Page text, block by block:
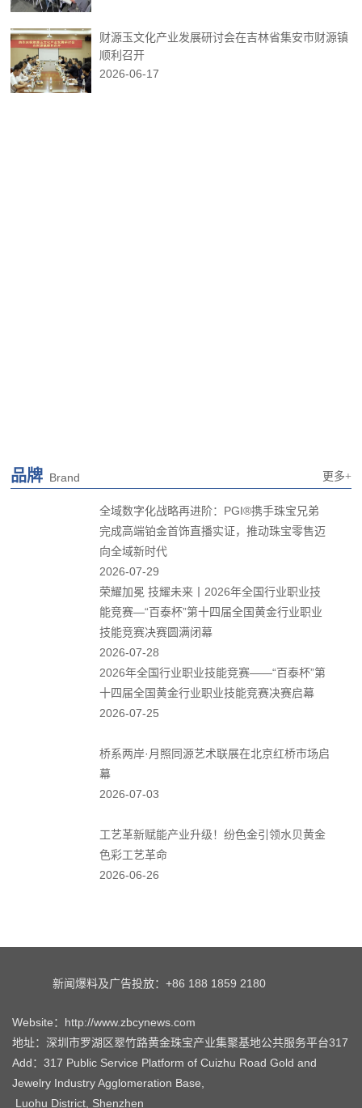
财源玉文化产业发展研讨会在吉林省集安市财源镇
顺利召开
2026-06-17
2026-07-28
2026年全国行业职业技能竞赛——“百泰杯”第
十四届全国黄金行业职业技能竞赛决赛启幕
2026-07-25
桥系两岸·月照同源艺术联展在北京红桥市场启
幕
2026-07-03
工艺革新赋能产业升级！纷色金引领水贝黄金
色彩工艺革命
新闻爆料及广告投放：+86 188 1859 2180
Jewelry Industry Agglomeration Base,
珠宝产业网法律顾问：潘建忠